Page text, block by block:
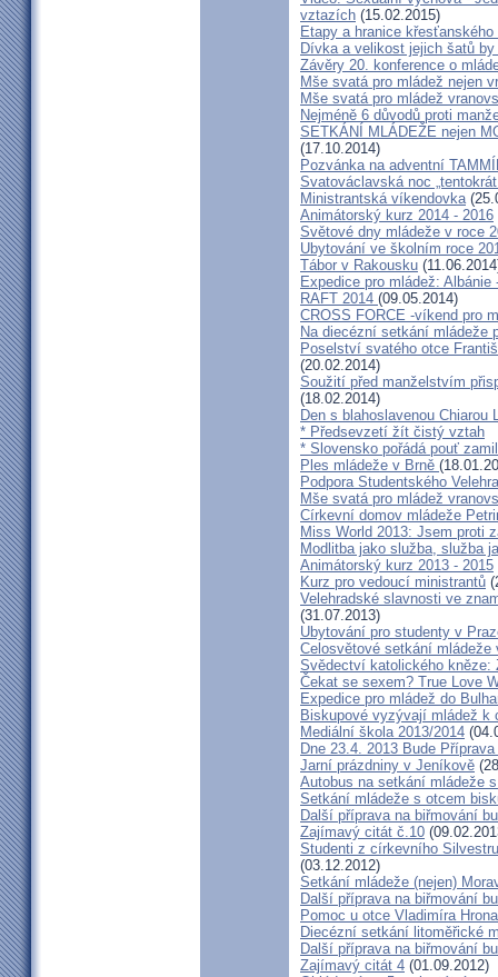
vztazích (15.02.2015)
Etapy a hranice křesťanského
Dívka a velikost jejich šatů
Závěry 20. konference o
Mše svatá pro mládež nejen
Mše svatá pro mládež
Nejméně 6 důvodů proti
SETKÁNÍ MLÁDEŽE nejen
(17.10.2014)
Pozvánka na adventní
Svatováclavská noc
Ministrantská víkendovka
Animátorský kurz 2014 - 2016
Světové dny mládeže v roce
Ubytování ve školním roce
Tábor v Rakousku
Expedice pro mládež: Albánie
RAFT 2014 (09.05.2014)
CROSS FORCE -víkend pro
Na diecézní setkání mládeže
Poselství svatého otce
(20.02.2014)
Soužití před manželstvím
(18.02.2014)
Den s blahoslavenou Chiarou
* Předsevzetí žít čistý vztah
* Slovensko pořádá pouť
Ples mládeže v Brně
Podpora Studentského
Mše svatá pro mládež
Církevní domov mládeže
Miss World 2013: Jsem proti
Modlitba jako služba, služba
Animátorský kurz 2013 - 2015
Kurz pro vedoucí ministrantů
Velehradské slavnosti ve
(31.07.2013)
Ubytování pro studenty v
Celosvětové setkání mládeže
Svědectví katolického kněze:
Čekat se sexem? True Love
Expedice pro mládež do
Biskupové vyzývají mládež k
Mediální škola 2013/2014
Dne 23.4. 2013 Bude
Jarní prázdniny v Jeníkově
Autobus na setkání mládeže
Setkání mládeže s otcem
Další příprava na biřmování
Zajímavý citát č.10
Studenti z církevního
(03.12.2012)
Setkání mládeže (nejen)
Další příprava na biřmování
Pomoc u otce Vladimíra Hrona
Diecézní setkání litoměřické
Další příprava na biřmování
Zajímavý citát 4 (01.09.2012)